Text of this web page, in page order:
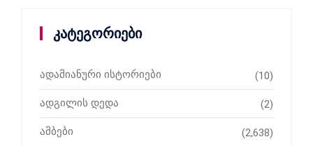
კატეგორიები
ადამიანური ისტორიები (10)
ადგილის დედა (2)
ამბები (2,638)